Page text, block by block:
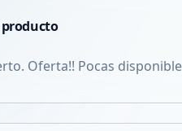
producto
Oferta!! Pocas